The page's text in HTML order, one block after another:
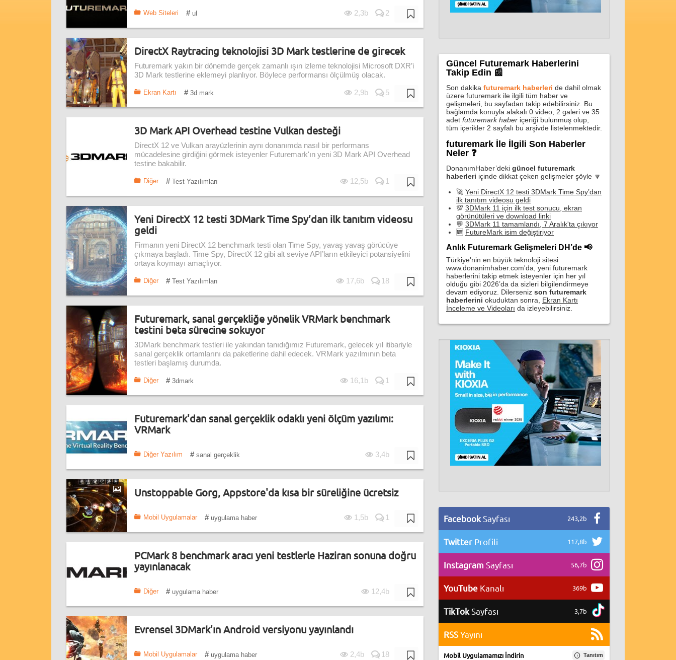
Web Siteleri # ul 2,3b 2
DirectX Raytracing teknolojisi 3D Mark testlerine de girecek
Futuremark yakın bir dönemde gerçek zamanlı ışın izleme teknolojisi Microsoft DXR’i
3D Mark testlerine eklemeyi planlıyor. Böylece performansı ölçülmüş olacak.
Ekran Kartı # 3d mark 2,9b 5
3D Mark API Overhead testine Vulkan desteği
DirectX 12 ve Vulkan arayüzlerinin aynı donanımda nasıl bir performans
mücadelesine girdiğini görmek isteyenler Futuremark'ın yeni 3D Mark API Overhead
testine bakabilir.
Diğer # Test Yazılımları 12,5b 1
Yeni DirectX 12 testi 3DMark Time Spy’dan ilk tanıtım videosu
geldi
Firmanın yeni DirectX 12 benchmark testi olan Time Spy, yavaş yavaş görücüye
çıkmaya başladı. Time Spy, DirectX 12 gibi alt seviye API’ların etkileyici potansiyelini
ortaya koymayı amaçlıyor.
Diğer # Test Yazılımları 17,6b 18
Futuremark, sanal gerçekliğe yönelik VRMark benchmark
testini beta sürecine sokuyor
3DMark benchmark testleri ile yakından tanıdığımız Futuremark, gelecek yıl itibariyle
sanal gerçeklik ortamlarını da paketlerine dahil edecek. VRMark yazılmının beta
testleri başlamış durumda.
Diğer # 3dmark 16,1b 1
Futuremark'dan sanal gerçeklik odaklı yeni ölçüm yazılımı:
VRMark
Diğer Yazılım # sanal gerçeklik 3,4b
Unstoppable Gorg, Appstore'da kısa bir süreliğine ücretsiz
Mobil Uygulamalar # uygulama haber 1,5b 1
PCMark 8 benchmark aracı yeni testlerle Haziran sonuna doğru
yayınlanacak
Diğer # uygulama haber 12,4b
Evrensel 3DMark'ın Android versiyonu yayınlandı
Mobil Uygulamalar # uygulama haber 2,4b 18
Güncel Futuremark Haberlerini
Takip Edin 📰
Son dakika futuremark haberleri de dahil olmak
üzere futuremark ile ilgili tüm haber ve
gelişmeleri, bu sayfadan takip edebilirsiniz. Bu
bağlamda konuyla alakalı 0 video, 2 galeri ve 35
adet futuremark haber içeriği bulunmuş olup,
tüm içerikler 2 sayfalı bu arşivde listelenmektedir.
futuremark İle İlgili Son Haberler
Neler ❓
DonanımHaber’deki güncel futuremark
haberleri içinde dikkat çeken gelişmeler şöyle 🔽
🚀 Yeni DirectX 12 testi 3DMark Time Spy’dan
ilk tanıtım videosu geldi
💯 3DMark 11 için ilk test sonucu, ekran
görünütüleri ve download linki
💬 3DMark 11 tamamlandı, 7 Aralık'ta çıkıyor
🆕 FutureMark isim değiştiriyor
Anlık Futuremark Gelişmeleri DH’de 📢
Türkiye'nin en büyük teknoloji sitesi
www.donanimhaber.com'da, yeni futuremark
haberlerini takip etmek isteyenler için her yıl
olduğu gibi 2026’da da sizleri bilgilendirmeye
devam ediyoruz. Dilerseniz son futuremark
haberlerini okuduktan sonra, Ekran Kartı
İnceleme ve Videoları da izleyebilirsiniz.
Facebook Sayfası 243,2b
Twitter Profili 117,8b
Instagram Sayfası 56,7b
YouTube Kanalı 369b
TikTokSayfası 3,7b
RSSYayını
Mobil Uygulamamızı İndirin Tanıtım